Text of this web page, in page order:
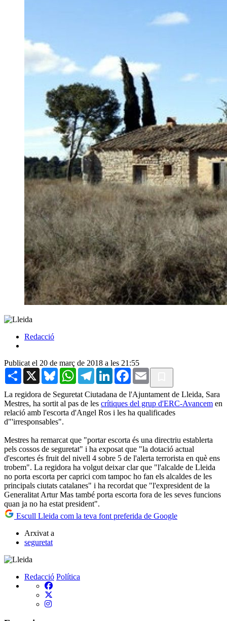
Redacció
Publicat el 20 de març de 2018 a les 21:55
Share X BlueskyWhatsAppTelegramLinkedInFacebook
Email
La regidora de Seguretat Ciutadana de l'Ajuntament de Lleida, Sara
Mestres, ha sortit al pas de les crítiques del grup d'ERC-Avancem en
relació amb l'escorta d'Angel Ros i les ha qualificades
d"'irresponsables".
Mestres ha remarcat que "portar escorta és una directriu establerta
pels cossos de seguretat" i ha exposat que "la dotació actual
d'escortes és fruit del nivell 4 sobre 5 de l'alerta terrorista en què ens
trobem". La regidora ha volgut deixar clar que "l'alcalde de Lleida
no porta escorta per caprici com tampoc ho fan els alcaldes de les
principals ciutats catalanes" i ha recordat que "l'expresident de la
Generalitat Artur Mas també porta escorta fora de les seves funcions
quan ja no ha estat president".
Escull Lleida com la teva font preferida de Google
Arxivat a
seguretat
Redacció Política